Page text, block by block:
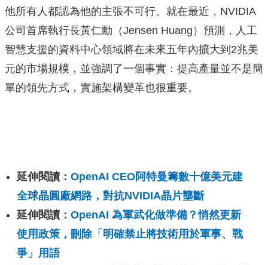
他所有人都認為他的主張不可行。就在最近，NVIDIA
公司首席執行長黃仁勳（Jensen Huang）預測，人工
智慧支援的資料中心領域將在未來五年內擴大到2兆美
元的市場規模，並強調了一個事實：提高產量並不是簡
單的領先方式，實施架構變革也很重要。
延伸閱讀： OpenAI CEO阿特曼籌數十億美元建
全球晶圓廠網路，對抗NVIDIA晶片壟斷
延伸閱讀： OpenAI 為軍武化做準備？悄然更新
使用政策，刪除「明確禁止將技術用於軍事、戰
爭」用語